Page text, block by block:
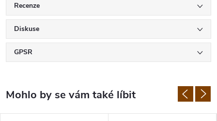
Recenze
Diskuse
GPSR